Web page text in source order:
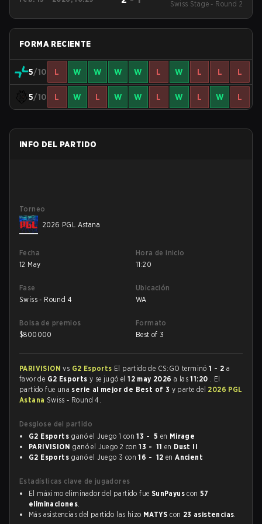
Swiss Stage - Round 2
FORMA RECIENTE
5/10 L W W W W L W L L L
5/10 L W L W W L W L W L
INFO DEL PARTIDO
Torneo
2026 PGL Astana
Fecha
12 May
Hora de inicio
11:20
Fase
Swiss - Round 4
Ubicación
WA
Bolsa de premios
$800000
Formato
Best of 3
PARIVISIONvs G2 Esports El partido de CS:GO terminó1 - 2 a
favor de G2 Esportsy se jugó el12 may 2026a las11:20 . El
partido fue una serie al mejor de Best of 3 y parte del 2026 PGL
Astana Swiss - Round 4.
Desglose del partido
G2 Esports ganó el Juego 1 con13 - 5 en Mirage
PARIVISION ganó el Juego 2 con13 - 11 en Dust II
G2 Esports ganó el Juego 3 con16 - 12 enAncient
Estadísticas clave de jugadores
El máximo eliminador del partido fue SunPayus con57
eliminaciones.
Más asistencias del partido las hizo MATYS con 23 asistencias.